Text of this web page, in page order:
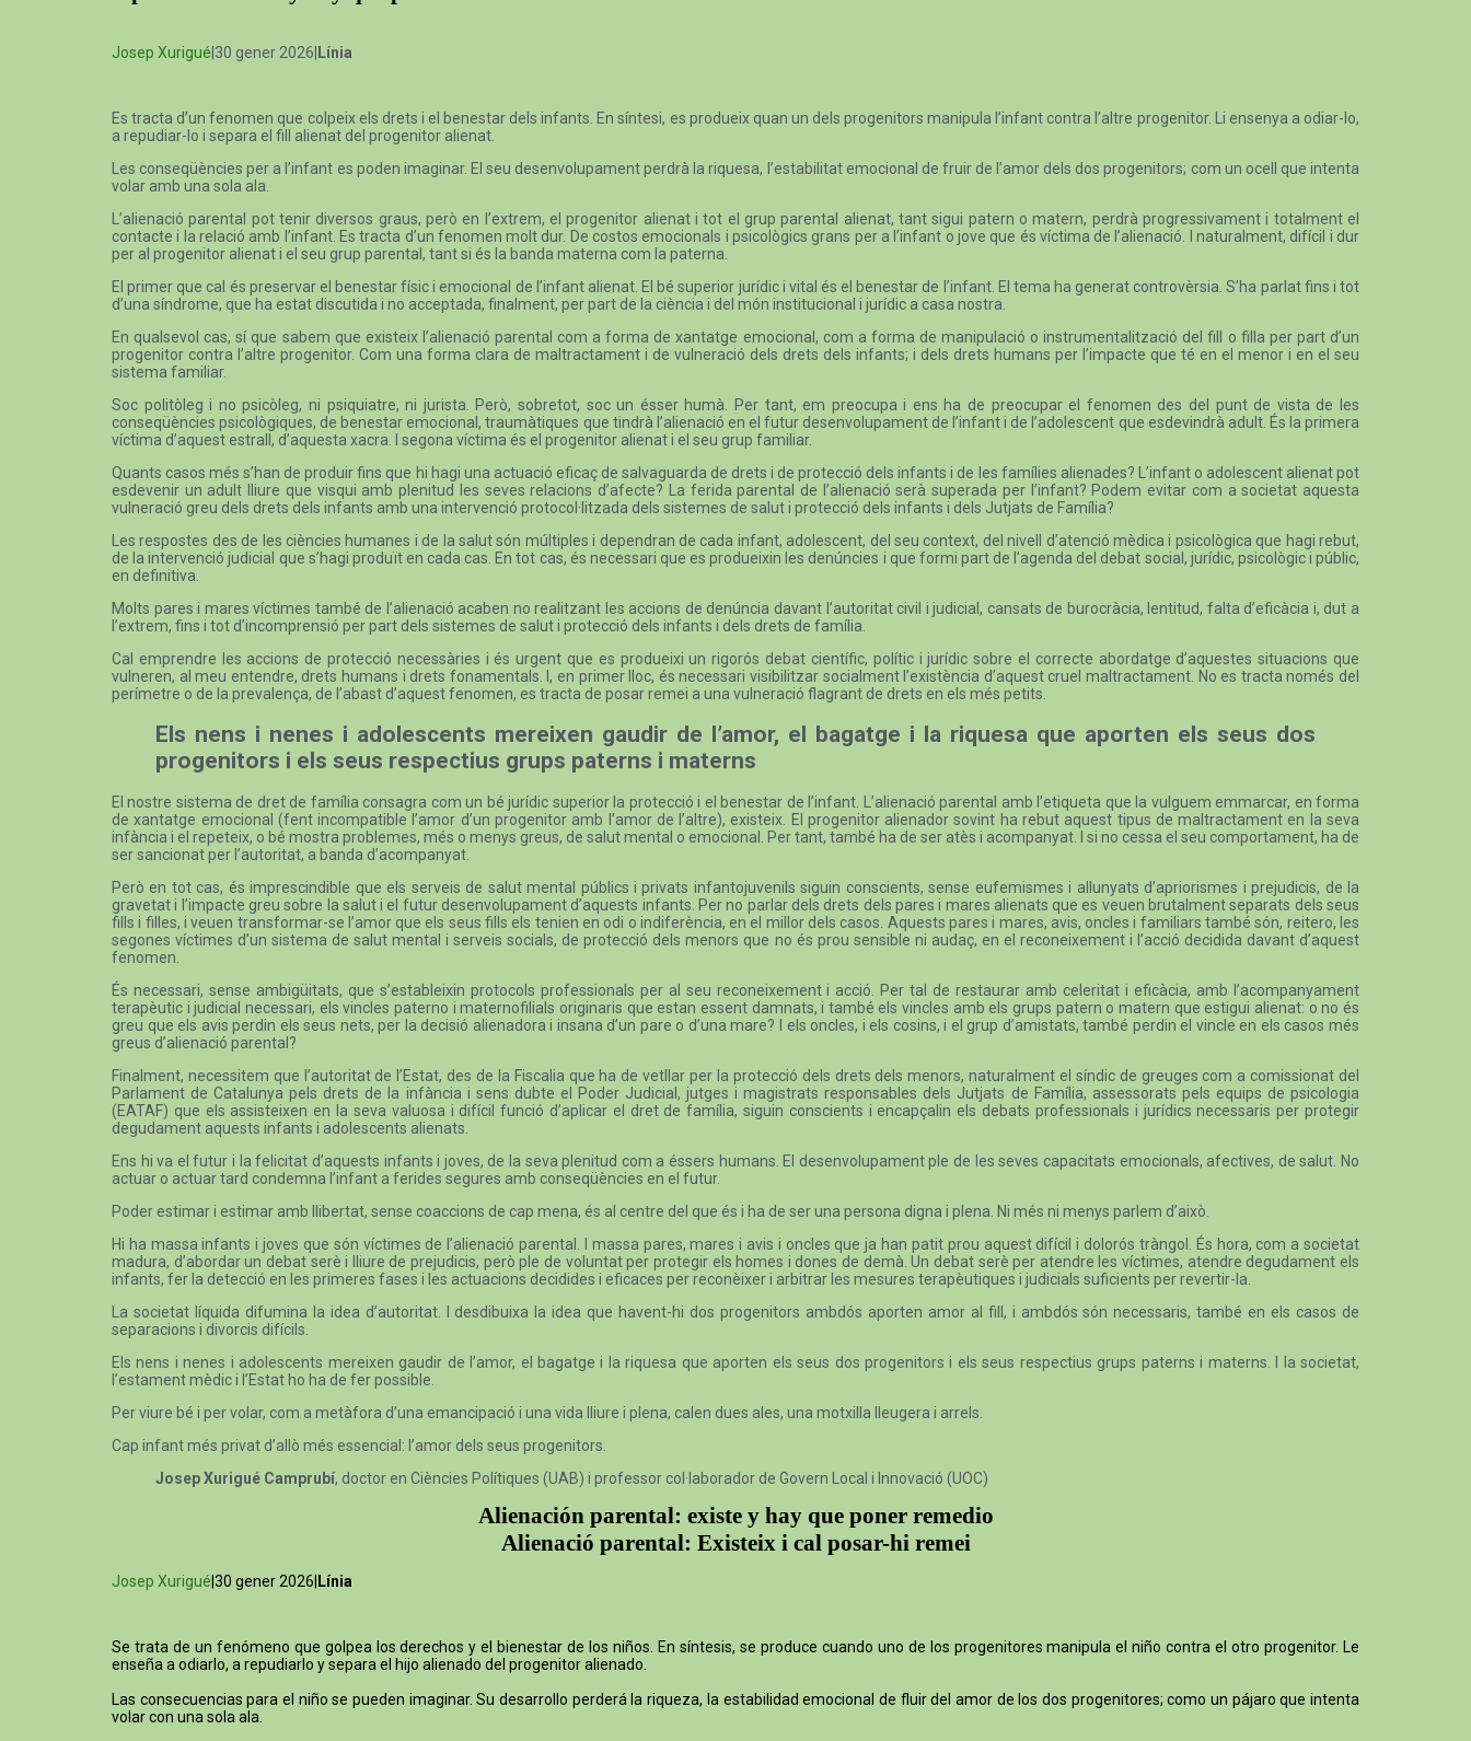
Josep Xurigué |30 gener 2026| Línia
Es tracta d’un fenomen que colpeix els drets i el benestar dels infants. En síntesi, es produeix quan un dels progenitors manipula l’infant contra l’altre progenitor. Li ensenya a odiar-lo,
a repudiar-lo i separa el fill alienat del progenitor alienat.
Les conseqüències per a l’infant es poden imaginar. El seu desenvolupament perdrà la riquesa, l’estabilitat emocional de fruir de l’amor dels dos progenitors; com un ocell que intenta
volar amb una sola ala.
L’alienació parental pot tenir diversos graus, però en l’extrem, el progenitor alienat i tot el grup parental alienat, tant sigui patern o matern, perdrà progressivament i totalment el
contacte i la relació amb l’infant. Es tracta d’un fenomen molt dur. De costos emocionals i psicològics grans per a l’infant o jove que és víctima de l’alienació. I naturalment, difícil i dur
per al progenitor alienat i el seu grup parental, tant si és la banda materna com la paterna.
El primer que cal és preservar el benestar físic i emocional de l’infant alienat. El bé superior jurídic i vital és el benestar de l’infant. El tema ha generat controvèrsia. S’ha parlat fins i tot
d’una síndrome, que ha estat discutida i no acceptada, finalment, per part de la ciència i del món institucional i jurídic a casa nostra.
En qualsevol cas, sí que sabem que existeix l’alienació parental com a forma de xantatge emocional, com a forma de manipulació o instrumentalització del fill o filla per part d’un
progenitor contra l’altre progenitor. Com una forma clara de maltractament i de vulneració dels drets dels infants; i dels drets humans per l’impacte que té en el menor i en el seu
sistema familiar.
Soc politòleg i no psicòleg, ni psiquiatre, ni jurista. Però, sobretot, soc un ésser humà. Per tant, em preocupa i ens ha de preocupar el fenomen des del punt de vista de les
conseqüències psicològiques, de benestar emocional, traumàtiques que tindrà l’alienació en el futur desenvolupament de l’infant i de l’adolescent que esdevindrà adult. És la primera
víctima d’aquest estrall, d’aquesta xacra. I segona víctima és el progenitor alienat i el seu grup familiar.
Quants casos més s’han de produir fins que hi hagi una actuació eficaç de salvaguarda de drets i de protecció dels infants i de les famílies alienades? L’infant o adolescent alienat pot
esdevenir un adult lliure que visqui amb plenitud les seves relacions d’afecte? La ferida parental de l’alienació serà superada per l’infant? Podem evitar com a societat aquesta
vulneració greu dels drets dels infants amb una intervenció protocol·litzada dels sistemes de salut i protecció dels infants i dels Jutjats de Família?
Les respostes des de les ciències humanes i de la salut són múltiples i dependran de cada infant, adolescent, del seu context, del nivell d’atenció mèdica i psicològica que hagi rebut,
de la intervenció judicial que s’hagi produït en cada cas. En tot cas, és necessari que es produeixin les denúncies i que formi part de l’agenda del debat social, jurídic, psicològic i públic,
en definitiva.
Molts pares i mares víctimes també de l’alienació acaben no realitzant les accions de denúncia davant l’autoritat civil i judicial, cansats de burocràcia, lentitud, falta d’eficàcia i, dut a
l’extrem, fins i tot d’incomprensió per part dels sistemes de salut i protecció dels infants i dels drets de família.
Cal emprendre les accions de protecció necessàries i és urgent que es produeixi un rigorós debat científic, polític i jurídic sobre el correcte abordatge d’aquestes situacions que
vulneren, al meu entendre, drets humans i drets fonamentals. I, en primer lloc, és necessari visibilitzar socialment l’existència d’aquest cruel maltractament. No es tracta només del
perímetre o de la prevalença, de l’abast d’aquest fenomen, es tracta de posar remei a una vulneració flagrant de drets en els més petits.
Els nens i nenes i adolescents mereixen gaudir de l’amor, el bagatge i la riquesa que aporten els seus dos
progenitors i els seus respectius grups paterns i materns
El nostre sistema de dret de família consagra com un bé jurídic superior la protecció i el benestar de l’infant. L’alienació parental amb l’etiqueta que la vulguem emmarcar, en forma
de xantatge emocional (fent incompatible l’amor d’un progenitor amb l’amor de l’altre), existeix. El progenitor alienador sovint ha rebut aquest tipus de maltractament en la seva
infància i el repeteix, o bé mostra problemes, més o menys greus, de salut mental o emocional. Per tant, també ha de ser atès i acompanyat. I si no cessa el seu comportament, ha de
ser sancionat per l’autoritat, a banda d’acompanyat.
Però en tot cas, és imprescindible que els serveis de salut mental públics i privats infantojuvenils siguin conscients, sense eufemismes i allunyats d’apriorismes i prejudicis, de la
gravetat i l’impacte greu sobre la salut i el futur desenvolupament d’aquests infants. Per no parlar dels drets dels pares i mares alienats que es veuen brutalment separats dels seus
fills i filles, i veuen transformar-se l’amor que els seus fills els tenien en odi o indiferència, en el millor dels casos. Aquests pares i mares, avis, oncles i familiars també són, reitero, les
segones víctimes d’un sistema de salut mental i serveis socials, de protecció dels menors que no és prou sensible ni audaç, en el reconeixement i l’acció decidida davant d’aquest
fenomen.
És necessari, sense ambigüitats, que s’estableixin protocols professionals per al seu reconeixement i acció. Per tal de restaurar amb celeritat i eficàcia, amb l’acompanyament
terapèutic i judicial necessari, els vincles paterno i maternofilials originaris que estan essent damnats, i també els vincles amb els grups patern o matern que estigui alienat: o no és
greu que els avis perdin els seus nets, per la decisió alienadora i insana d’un pare o d’una mare? I els oncles, i els cosins, i el grup d’amistats, també perdin el vincle en els casos més
greus d’alienació parental?
Finalment, necessitem que l’autoritat de l’Estat, des de la Fiscalia que ha de vetllar per la protecció dels drets dels menors, naturalment el síndic de greuges com a comissionat del
Parlament de Catalunya pels drets de la infància i sens dubte el Poder Judicial, jutges i magistrats responsables dels Jutjats de Família, assessorats pels equips de psicologia
(EATAF) que els assisteixen en la seva valuosa i difícil funció d’aplicar el dret de família, siguin conscients i encapçalin els debats professionals i jurídics necessaris per protegir
degudament aquests infants i adolescents alienats.
Ens hi va el futur i la felicitat d’aquests infants i joves, de la seva plenitud com a éssers humans. El desenvolupament ple de les seves capacitats emocionals, afectives, de salut. No
actuar o actuar tard condemna l’infant a ferides segures amb conseqüències en el futur.
Poder estimar i estimar amb llibertat, sense coaccions de cap mena, és al centre del que és i ha de ser una persona digna i plena. Ni més ni menys parlem d’això.
Hi ha massa infants i joves que són víctimes de l’alienació parental. I massa pares, mares i avis i oncles que ja han patit prou aquest difícil i dolorós tràngol. És hora, com a societat
madura, d’abordar un debat serè i lliure de prejudicis, però ple de voluntat per protegir els homes i dones de demà. Un debat serè per atendre les víctimes, atendre degudament els
infants, fer la detecció en les primeres fases i les actuacions decidides i eficaces per reconèixer i arbitrar les mesures terapèutiques i judicials suficients per revertir-la.
La societat líquida difumina la idea d’autoritat. I desdibuixa la idea que havent-hi dos progenitors ambdós aporten amor al fill, i ambdós són necessaris, també en els casos de
separacions i divorcis difícils.
Els nens i nenes i adolescents mereixen gaudir de l’amor, el bagatge i la riquesa que aporten els seus dos progenitors i els seus respectius grups paterns i materns. I la societat,
l’estament mèdic i l’Estat ho ha de fer possible.
Per viure bé i per volar, com a metàfora d’una emancipació i una vida lliure i plena, calen dues ales, una motxilla lleugera i arrels.
Cap infant més privat d’allò més essencial: l’amor dels seus progenitors.
Josep Xurigué Camprubí, doctor en Ciències Polítiques (UAB) i professor col·laborador de Govern Local i Innovació (UOC)
Alienación parental: existe y hay que poner remedio
Alienació parental: Existeix i cal posar-hi remei
Josep Xurigué |30 gener 2026| Línia
Se trata de un fenómeno que golpea los derechos y el bienestar de los niños. En síntesis, se produce cuando uno de los progenitores manipula el niño contra el otro progenitor. Le
enseña a odiarlo, a repudiarlo y separa el hijo alienado del progenitor alienado.
Las consecuencias para el niño se pueden imaginar. Su desarrollo perderá la riqueza, la estabilidad emocional de fluir del amor de los dos progenitores; como un pájaro que intenta
volar con una sola ala.